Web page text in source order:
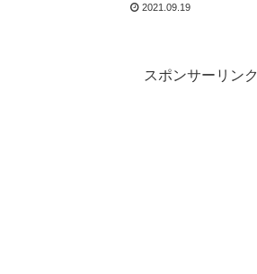
こと（トータルケア+）
2021.09.19
スポンサーリンク